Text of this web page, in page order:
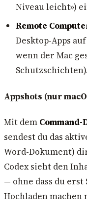
Niveau leicht»)
Remote
Desktop-Apps
wenn der Mac
Appshots (nur
Mit dem Command-
sendest du das
Word-Dokument)
Codex sieht den
— ohne dass du
Hochladen machen